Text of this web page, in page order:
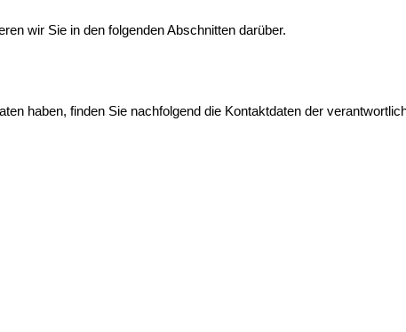
wir Sie in den folgenden Abschnitten darüber.
haben, finden Sie nachfolgend die Kontaktdaten der